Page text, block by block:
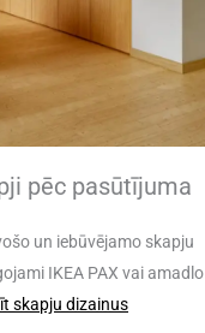
pēc pasūtījuma
un iebūvējamo skapju
IKEA PAX vai amadlo
skapju dizainus